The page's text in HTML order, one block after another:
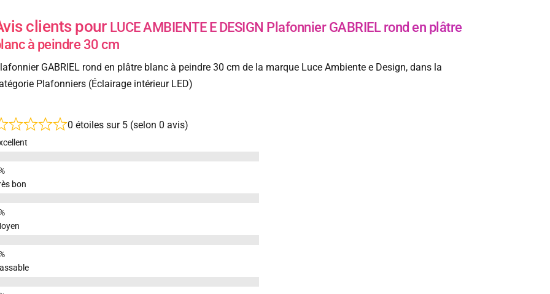
clients pour LUCE AMBIENTE E DESIGN Plafonnier GABRIEL rond en plâtre
à peindre 30 cm
GABRIEL rond en plâtre blanc à peindre 30 cm de la marque Luce Ambiente e Design, dans la
Plafonniers (Éclairage intérieur LED)
0 étoiles sur 5 (selon 0 avis)
bon